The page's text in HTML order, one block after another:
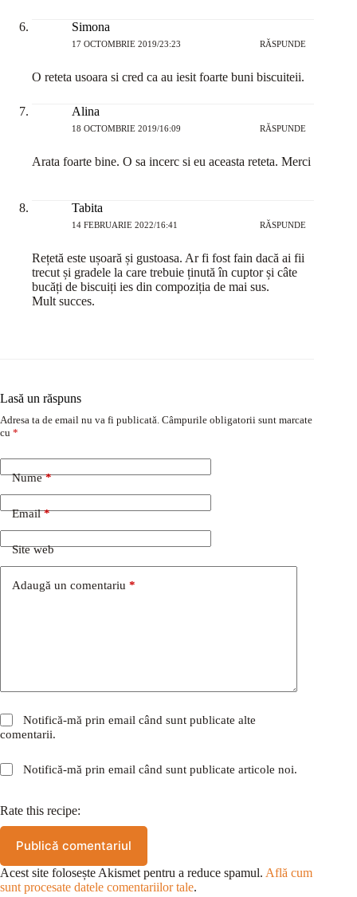
Simona
17 OCTOMBRIE 2019/23:23 RĂSPUNDE
O reteta usoara si cred ca au iesit foarte buni biscuiteii.
Alina
18 OCTOMBRIE 2019/16:09 RĂSPUNDE
Arata foarte bine. O sa incerc si eu aceasta reteta. Merci
Tabita
14 FEBRUARIE 2022/16:41 RĂSPUNDE
Rețetă este ușoară și gustoasa. Ar fi fost fain dacă ai fii
trecut și gradele la care trebuie ținută în cuptor și câte
bucăți de biscuiți ies din compoziția de mai sus.
Mult succes.
Lasă un răspuns
Adresa ta de email nu va fi publicată. Câmpurile obligatorii sunt marcate
cu *
Nume*
Email*
Site web
Adaugă un comentariu *
Notifică-mă prin email când sunt publicate alte
comentarii.
Notifică-mă prin email când sunt publicate articole noi.
Rate this recipe:
Publică comentariul
Acest site folosește Akismet pentru a reduce spamul. Află cum
sunt procesate datele comentariilor tale.